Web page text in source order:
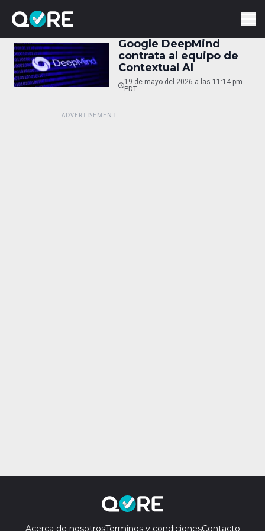
Google DeepMind
contrata al equipo de
Contextual AI
19 de mayo del 2026 a las 11:14 pm
PDT
Acerca de nosotrosTerminos y condicionesContacto